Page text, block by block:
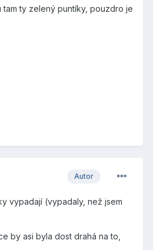
ty zelený puntíky, pouzdro je
Autor
vypadají (vypadaly, než jsem
by asi byla dost drahá na to,